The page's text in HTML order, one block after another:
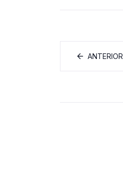
ANTERIOR